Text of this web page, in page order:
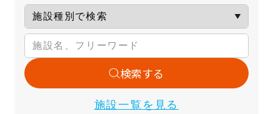
施設一覧を見る
検索する